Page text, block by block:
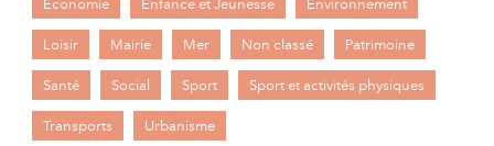
Economie Enfance et Jeunesse Environnement
Loisir Mairie Mer Non classé Patrimoine
Santé Social Sport Sport et activités physiques
Transports Urbanisme